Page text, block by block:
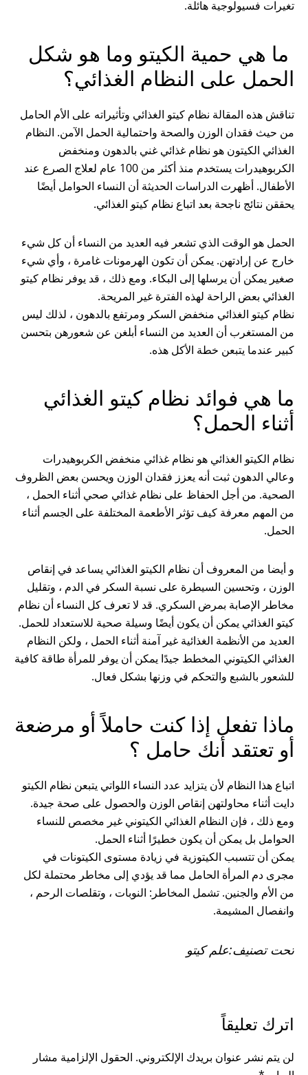
تغيرات فسيولوجية هائلة.
ما هي حمية الكيتو وما هو شكل
الحمل على النظام الغذائي؟
تناقش هذه المقالة نظام كيتو الغذائي وتأثيراته على الأم الحامل
من حيث فقدان الوزن والصحة واحتمالية الحمل الآمن. النظام
الغذائي الكيتون هو نظام غذائي غني بالدهون ومنخفض
الكربوهيدرات يستخدم منذ أكثر من 100 عام لعلاج الصرع عند
الأطفال. أظهرت الدراسات الحديثة أن النساء الحوامل أيضًا
يحققن نتائج ناجحة بعد اتباع نظام كيتو الغذائي.
الحمل هو الوقت الذي تشعر فيه العديد من النساء أن كل شيء
خارج عن إرادتهن. يمكن أن تكون الهرمونات غامرة ، وأي شيء
صغير يمكن أن يرسلها إلى البكاء. ومع ذلك ، قد يوفر نظام كيتو
الغذائي بعض الراحة لهذه الفترة غير المريحة.
نظام كيتو الغذائي منخفض السكر ومرتفع بالدهون ، لذلك ليس
من المستغرب أن العديد من النساء أبلغن عن شعورهن بتحسن
كبير عندما يتبعن خطة الأكل هذه.
ما هي فوائد نظام كيتو الغذائي
أثناء الحمل؟
نظام الكيتو الغذائي هو نظام غذائي منخفض الكربوهيدرات
وعالي الدهون ثبت أنه يعزز فقدان الوزن ويحسن بعض الظروف
الصحية. من أجل الحفاظ على نظام غذائي صحي أثناء الحمل ،
من المهم معرفة كيف تؤثر الأطعمة المختلفة على الجسم أثناء
الحمل.
و أيضا من المعروف أن نظام الكيتو الغذائي يساعد في إنقاص
الوزن ، وتحسين السيطرة على نسبة السكر في الدم ، وتقليل
مخاطر الإصابة بمرض السكري. قد لا تعرف كل النساء أن نظام
كيتو الغذائي يمكن أن يكون أيضًا وسيلة صحية للاستعداد للحمل.
العديد من الأنظمة الغذائية غير آمنة أثناء الحمل ، ولكن النظام
الغذائي الكيتوني المخطط جيدًا يمكن أن يوفر للمرأة طاقة كافية
للشعور بالشبع والتحكم في وزنها بشكل فعال.
ماذا تفعل إذا كنت حاملاً أو مرضعة
أو تعتقد أنك حامل ؟
اتباع هذا النظام لأن يتزايد عدد النساء اللواتي يتبعن نظام الكيتو
دايت أثناء محاولتهن إنقاص الوزن والحصول على صحة جيدة.
ومع ذلك ، فإن النظام الغذائي الكيتوني غير مخصص للنساء
الحوامل بل يمكن أن يكون خطيرًا أثناء الحمل.
يمكن أن تتسبب الكيتوزية في زيادة مستوى الكيتونات في
مجرى دم المرأة الحامل مما قد يؤدي إلى مخاطر محتملة لكل
من الأم والجنين. تشمل المخاطر: النوبات ، وتقلصات الرحم ،
وانفصال المشيمة.
تحت تصنيف:علم كيتو
READER
INTERACTIONS
اترك تعليقاً
لن يتم نشر عنوان بريدك الإلكتروني. الحقول الإلزامية مشار